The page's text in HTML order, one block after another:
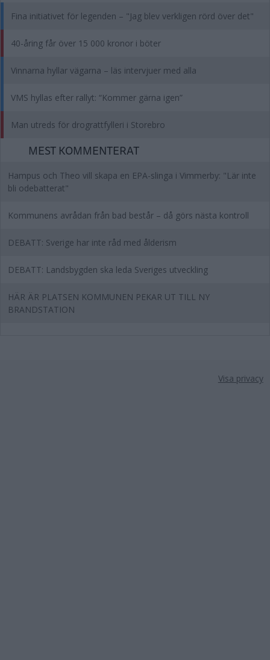
Fina initiativet för legenden – "Jag blev verkligen rörd över det"
40-åring får över 15 000 kronor i böter
Vinnarna hyllar vägarna – läs intervjuer med alla
VMS hyllas efter rallyt: “Kommer gärna igen”
Man utreds för drograttfylleri i Storebro
MEST KOMMENTERAT
Hampus och Theo vill skapa en EPA-slinga i Vimmerby: "Lär inte
bli odebatterat"
Kommunens avrådan från bad består – då görs nästa kontroll
DEBATT: Sverige har inte råd med ålderism
DEBATT: Landsbygden ska leda Sveriges utveckling
HÄR ÄR PLATSEN KOMMUNEN PEKAR UT TILL NY
BRANDSTATION
Visa privacy